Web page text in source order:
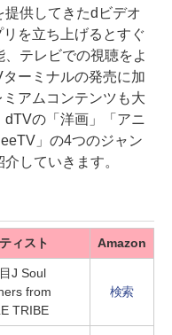
提供してきたdビデオ
を立ち上げるとすぐ
テレビでの視聴をよ
ーミナルの発売に加
アムコンテンツも大
の「洋画」「アニ
」の4つのジャン
していきます。
ィスト Amazon
J Soul
from
TRIBE
検索